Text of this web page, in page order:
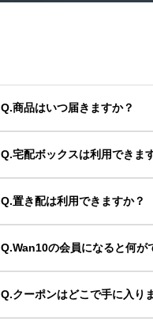
Q.商品はいつ届きますか？
Q.宅配ボックスは利用できま
Q.置き配は利用できますか？
Q.Wan10の会員になると何が
Q.クーポンはどこで手に入り